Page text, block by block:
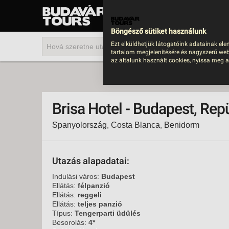
UTAZÁS
Brisa Hotel - Budapest,
Spanyolország, Costa Blanca, Benidorm
Utazás alapadatai:
Indulási város: Budapest
Ellátás: félpanzió
Ellátás: reggeli
Ellátás: teljes panzió
Típus: Tengerparti üdülés
Besorolás: 4*
Böngésző sütiket használunk
Ezt elküldhetjük látogatóink adatainak
tartalom megjelenítésére és nagyszerű
az általunk használt cookies, nyissa meg